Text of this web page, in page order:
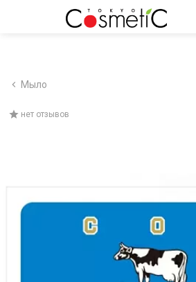
Мыло
нет отзывов